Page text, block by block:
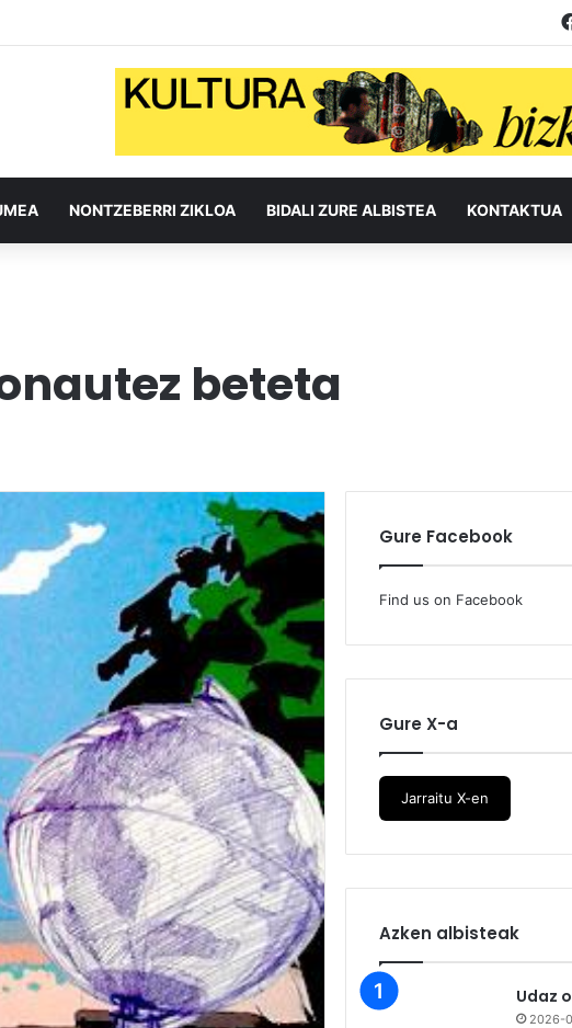
NONTZEBERRI ZIKLOA BIDALI ZURE ALBISTEA KONTAKTUA
beteta
Gure Facebook
Find us on Facebook
Gure X-a
Jarraitu X-en
Azken albisteak
Udaz
2026-